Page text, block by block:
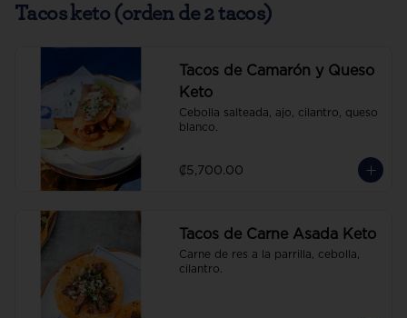
Tacos keto (orden de 2 tacos)
Tacos de Camarón y Queso
Keto
Cebolla salteada, ajo, cilantro, queso
blanco.
₡5,700.00
Tacos de Carne Asada Keto
Carne de res a la parrilla, cebolla,
cilantro.